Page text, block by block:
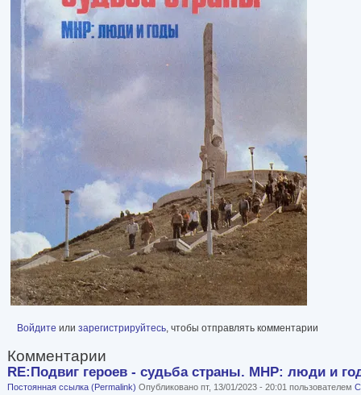
Войдите или зарегистрируйтесь, чтобы отправлять комментарии
Комментарии
RE:Подвиг героев - судьба страны. МНР: люди и
Постоянная ссылка (Permalink) Опубликовано пт, 13/01/2023 - 20:01 пользователем